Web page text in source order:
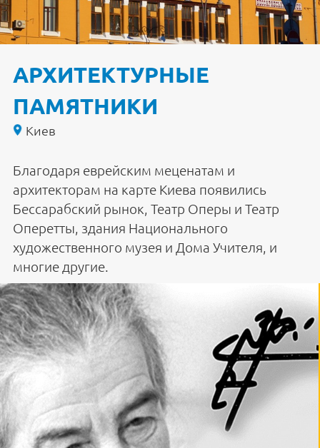
АРХИТЕКТУРНЫЕ
ПАМЯТНИКИ
Киев
Благодаря еврейским меценатам и
архитекторам на карте Киева появились
Бессарабский рынок, Театр Оперы и Театр
Оперетты, здания Национального
художественного музея и Дома Учителя, и
многие другие.